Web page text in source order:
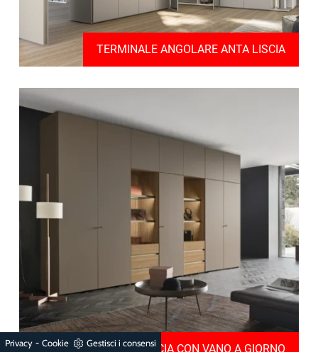
TERMINALE ANGOLARE ANTA LISCIA
BRECCIA CON VANO A GIORNO
Privacy - Cookie Gestisci i consensi